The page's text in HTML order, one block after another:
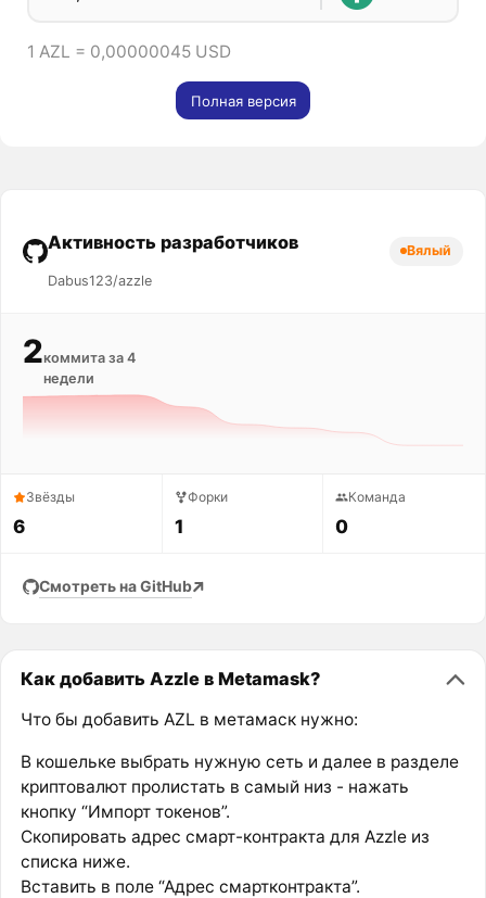
1 AZL = 0,00000045 USD
Полная версия
Активность разработчиков
Dabus123/azzle
Вялый
2коммита за 4
недели
Звёзды
6
Форки
1
Команда
0
Смотреть на GitHub
Как добавить Azzle в Metamask?
Что бы добавить AZL в метамаск нужно:
В кошельке выбрать нужную сеть и далее в разделе
криптовалют пролистать в самый низ - нажать
кнопку “Импорт токенов”.
Скопировать адрес смарт-контракта для Azzle из
списка ниже.
Вставить в поле “Адрес смартконтракта”.